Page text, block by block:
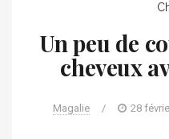
Un peu de
cheveux
Magalie / 28